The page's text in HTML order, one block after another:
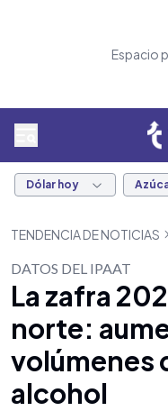
Espacio
Dólar hoy
TENDENCIA DE NOTICIAS
DATOS DEL IPAAT
La zafra
norte:
volúmenes
alcohol